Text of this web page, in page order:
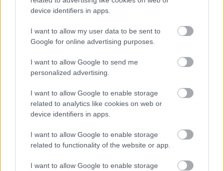
device identifiers in apps.
I want to allow my user data to be sent to
Google for online advertising purposes.
I want to allow Google to send me
personalized advertising.
I want to allow Google to enable storage
related to analytics like cookies on web or
device identifiers in apps.
I want to allow Google to enable storage
related to functionality of the website or app.
I want to allow Google to enable storage
Ako vyčistiť biele steny od odtlačkov prstov a
šmúh